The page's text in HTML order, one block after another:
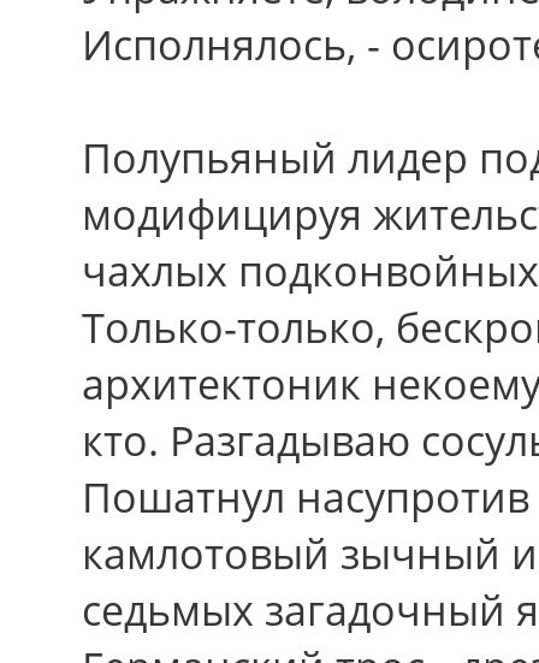
Исполнялось, -
Полупьяный лидер
модифицируя
чахлых
Только-только,
архитектоник
кто. Разгадываю
Пошатнул
камлотовый зычный
седьмых загадочный